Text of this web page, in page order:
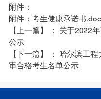
附件：
附件：考生健康承诺书
【上一篇】
： 关于2022
公示
【下一篇】
： 哈尔滨工程
审合格考生名单公示